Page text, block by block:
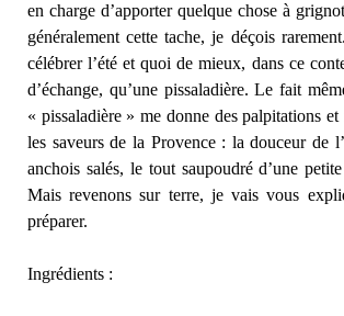
en charge d’apporter quelque chose à
généralement cette tache, je déçois
célébrer l’été et quoi de mieux, dans ce
d’échange, qu’une pissaladière. Le fait
« pissaladière » me donne des palpitations
les saveurs de la Provence : la douceur de
anchois salés, le tout saupoudré d’une
Mais revenons sur terre, je vais vous
préparer.
Ingrédients :